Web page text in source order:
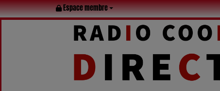
Espace membre